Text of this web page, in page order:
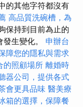
的其他字符都沒有
高品質洗碗槽，為
保持到目前為止的
生變化。 申辦台
障您的隱私與需求
的照顧場所 離婚時
器公司，提供各式
會更具品味 醫美療
箱的選擇，保障餐